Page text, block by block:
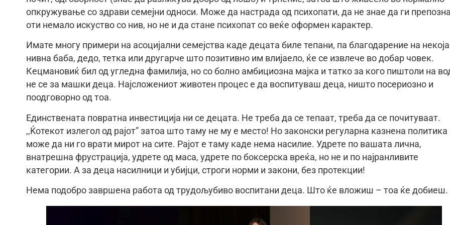
опкружување со здрави семејни односи. Може да настрада од психопати, да не знае да ги
оти немало искуство со нив, но не и да стане психопат со веќе оформен карактер.
Имате многу примери на асоцијални семејства каде децата биле тепани, па благодарение на некоја
нивна баба, дедо, тетка или другарче што позитивно им влијаело, ќе се извлече во добар човек.
Кецмановиќ бил од угледна фамилија, но со болно амбициозна мајка и татко за кого пиштоли на
не се за машки деца. Најсложениот животен процес е да воспитуваш деца, ништо посериозно и
поодговорно од тоа.
Единствената повратна инвестиција ни се децата. Не треба да се тепаат, треба да се почитуваат.
,,Ќотекот излегол од рајот” затоа што таму не му е место! Но законски регуларна казнена политика
може да ни го врати мирот на сите. Рајот е таму каде нема насилие. Удрете по вашата лична,
внатрешна фрустрација, удрете од маса, удрете по боксерска вреќа, но не и по најранливите
категории. А за деца насилници и убијци, строги норми и закони, без протекции!
Нема подобро завршена работа од трудољубиво воспитани деца. Што ќе вложиш – тоа ќе добиеш.